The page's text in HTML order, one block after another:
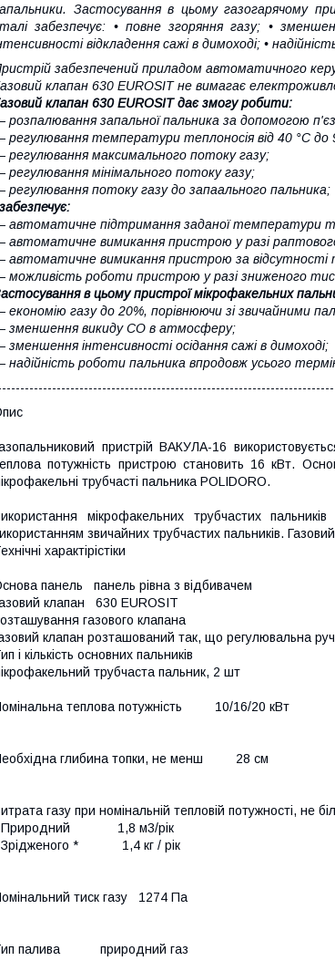
Застосування в цьому газогарячому
забезпечує: • повне згоряння газу; •
відкладення сажі в димоході; •
забезпечений приладом автоматичного
клапан 630 EUROSIT не вимагає
клапан 630 EUROSIT дає змогу робити:
розпалювання запальної пальника за допомогою
регулювання температури теплоносія від 40 °C до
регулювання максимального потоку газу;
регулювання мінімального потоку газу;
регулювання потоку газу до запаального пальника;
забезпечує:
автоматичне підтримання заданої температури
автоматичне вимикання пристрою у разі
автоматичне вимикання пристрою за відсутності
можливість роботи пристрою у разі зниженого
в цьому пристрої мікрофакельних
економію газу до 20%, порівнюючи зі звичайними
зменшення викиду СО в атмосферу;
зменшення інтенсивності осідання сажі в димоході;
надійність роботи пальника впродовж усього
пристрій ВАКУЛА-16
потужність пристрою становить 16 кВт.
трубчасті пальника POLIDORO.
мікрофакельних трубчастих
звичайних трубчастих пальників.
характірістіки
панель панель рівна з відбивачем
клапан 630 EUROSIT
газового клапана
клапан розташований так, що регулювальна
і кількість основних пальників
трубчаста пальник, 2 шт
теплова потужність 10/16/20 кВт
глибина топки, не менш 28 см
газу при номінальній тепловій потужності, не
Природний 1,8 м3/рік
Зрідженого * 1,4 кг / рік
тиск газу 1274 Па
палива природний газ